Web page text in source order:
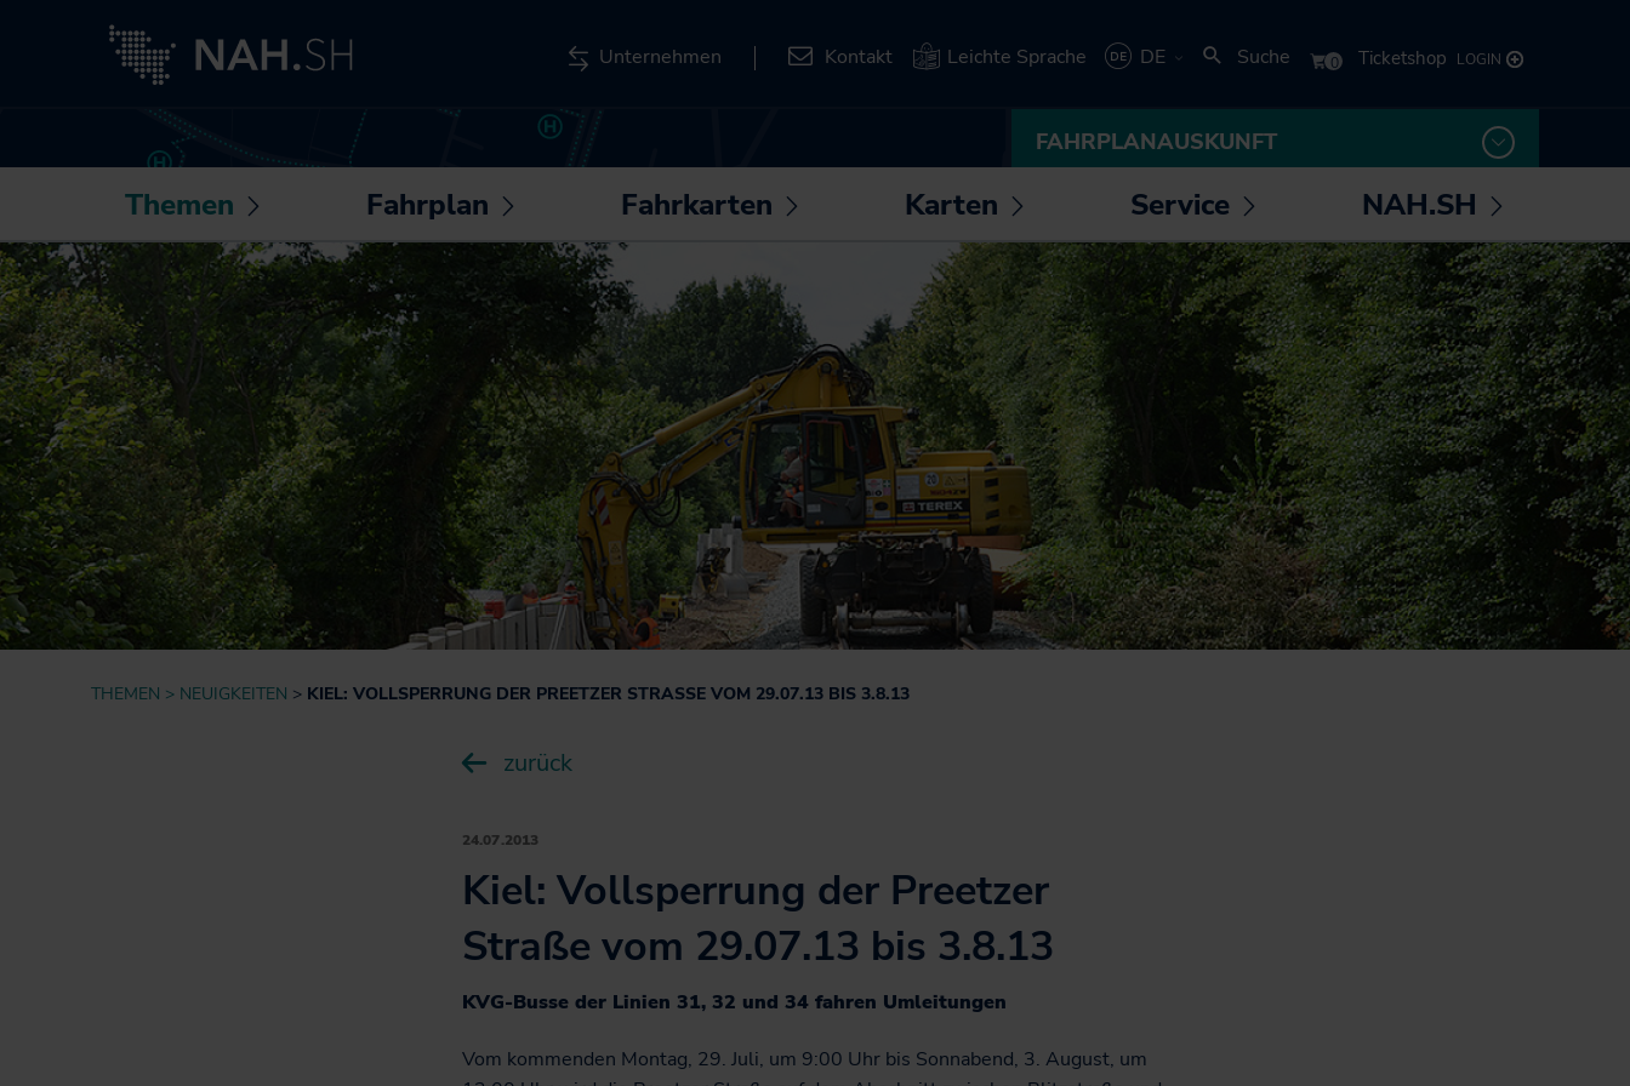
Unternehmen Kontakt Leichte Sprache
DE
Deutsch
English
Suche
FAHRPLANAUSKUNFT
Themen
Untermenü
öffnen /
schließen
Neuigkeiten
Besser fahren
Akkuzüge
NAH.ran!
Wissenswertes
rund um Mobilität
und Haltung
Klimaschutz
Projekte
Fahrgastbeirat
Schiene
Fahrplan
Untermenü
öffnen /
schließen
Routenplaner
Sonderfahrpläne
Die NAH.SH-App
Fahrplantabellen
Barrierefrei
unterwegs
Bike+Ride:
Informationen für
Nutzer*innen
Fahrkarten
Deutschlandticket
Deutschland-
Schulticket
SH-Tarif
Fahrkarten
SH-Card
Monatskarte im Abo
Jobticket
Handy-Ticket
Online-Ticket
Semesterticket
Karten
Untermenü
öffnen /
schließen
Liniennetzpläne für
Schleswig-Holstein
Stationspläne
Kartenbasierte
Abfrage zum
Bahnverkehr
Karten zum
Download
Service
Untermenü
öffnen /
schließen
los! - Das Magazin für
Mobilität
NAH.ran! - Das
Nachhaltigkeitsmagazin
NAH.SH erleben
Radtouren durch
Schleswig-Holstein
Nachhaltiges
Hausaufgabenheft für
Schüler*innen in SH
NAH.SH
Untermenü
öffnen /
schließen
Die NAH.SH GmbH
Verkehrsunternehmen
Stellenangebote der
NAH.SH GmbH
Sei Teil der
Verkehrswende! Dein
Job im Nahverkehr.
THEMEN NEUIGKEITEN KIEL: VOLLSPERRUNG DER PREETZER STRASSE VOM 29.07.13 BIS 3.8.13
zurück
24.07.2013
Kiel: Vollsperrung der Preetzer
Straße vom 29.07.13 bis 3.8.13
KVG-Busse der Linien 31, 32 und 34 fahren Umleitungen
Vom kommenden Montag, 29. Juli, um 9:00 Uhr bis Sonnabend, 3. August, um